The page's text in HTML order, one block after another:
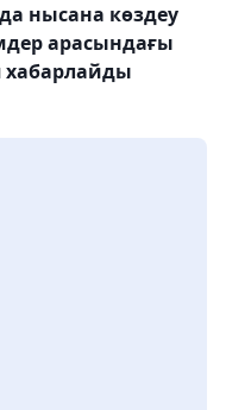
нысана көздеу
арасындағы
хабарлайды